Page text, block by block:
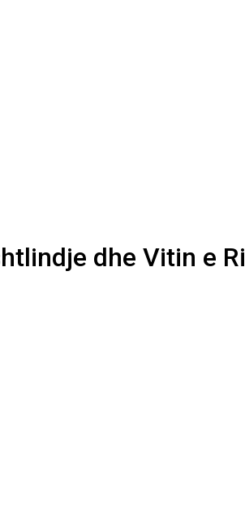
dhe Vitin e Ri